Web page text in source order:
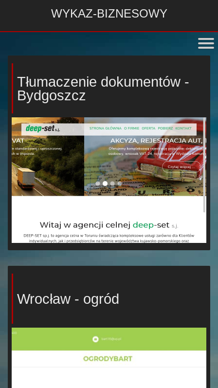
WYKAZ-BIZNESOWY
Tłumaczenie dokumentów -
Bydgoszcz
Wrocław - ogród